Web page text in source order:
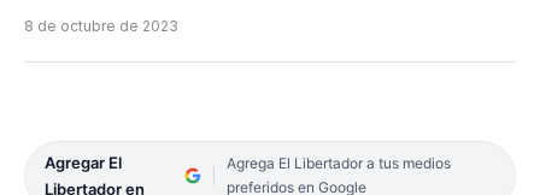
8 de octubre de 2023
Agregar El
Libertador en
Agrega El Libertador a tus medios
preferidos en Google